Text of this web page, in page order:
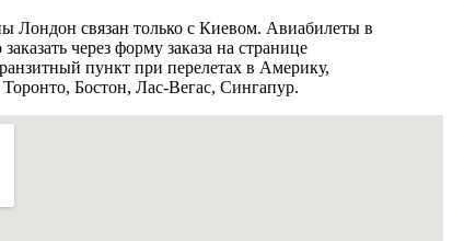
Лондон связан только с Киевом. Авиабилеты в
через форму заказа на странице
пункт при перелетах в Америку,
Бостон, Лас-Вегас, Сингапур.